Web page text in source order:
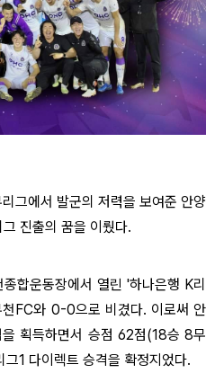
그에서 발군의 저력을 보여준 안양
진출의 꿈을 이뤘다.
합운동장에서 열린 '하나은행 K리
FC와 0-0으로 비겼다. 이로써 안
획득하면서 승점 62점(18승 8무
1 다이렉트 승격을 확정지었다.